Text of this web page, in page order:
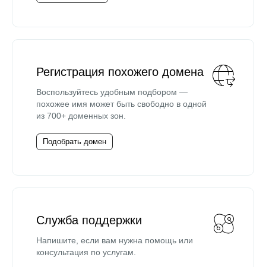
Регистрация похожего домена
Воспользуйтесь удобным подбором —
похожее имя может быть свободно в одной
из 700+ доменных зон.
Подобрать домен
Служба поддержки
Напишите, если вам нужна помощь или
консультация по услугам.